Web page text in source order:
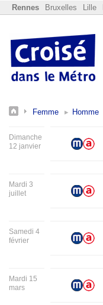
Rennes Bruxelles Lille
Femme Homme
Dimanche
12 janvier
Mardi 3
juillet
Samedi 4
février
Mardi 15
mars